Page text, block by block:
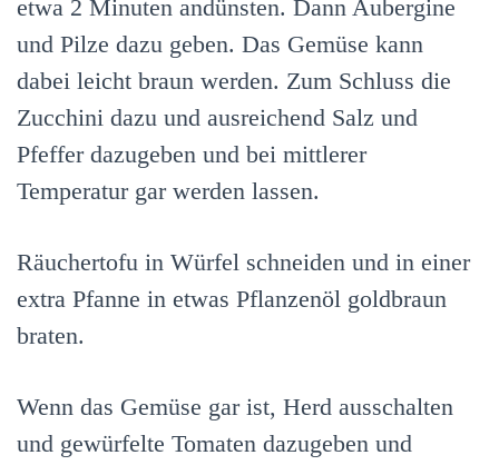
etwa 2 Minuten andünsten. Dann Aubergine
und Pilze dazu geben. Das Gemüse kann
dabei leicht braun werden. Zum Schluss die
Zucchini dazu und ausreichend Salz und
Pfeffer dazugeben und bei mittlerer
Temperatur gar werden lassen.
Räuchertofu in Würfel schneiden und in einer
extra Pfanne in etwas Pflanzenöl goldbraun
braten.
Wenn das Gemüse gar ist, Herd ausschalten
und gewürfelte Tomaten dazugeben und